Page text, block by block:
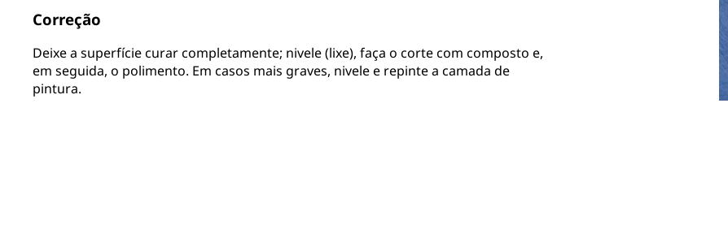
Correção
Deixe a superfície curar completamente; nivele (lixe), faça o corte com composto e,
em seguida, o polimento. Em casos mais graves, nivele e repinte a camada de
pintura.